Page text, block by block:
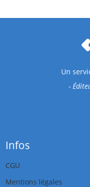
Un
-
Infos
CGU
Mentions légales